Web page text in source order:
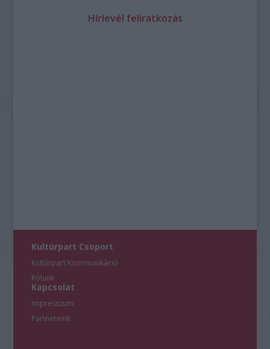
Hírlevél feliratkozás
Kultúrpart Csoport
Kultúrpart Kommunikáció
Rólunk
Kapcsolat
Impresszum
Partnereink